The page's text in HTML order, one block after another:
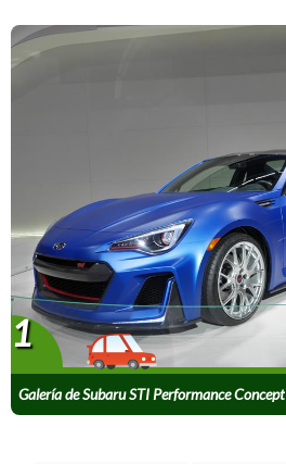
Galería de Subaru STI Performance Concept
1